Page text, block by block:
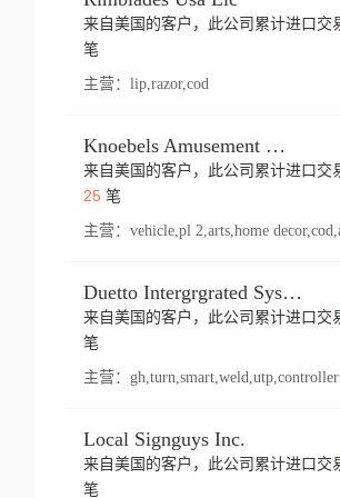
来自美国的客户，此公司累计进口交
笔
主营： lip,razor,cod
Knoebels Amusement Resort
来自美国的客户，此公司累计进口交
25笔
主营：
Duetto Intergrgrated Systems Inc.
来自美国的客户，此公司累计进口交
笔
主营： gh,turn,smart,weld,utp,controller
Local Signguys Inc.
来自美国的客户，此公司累计进口交
笔